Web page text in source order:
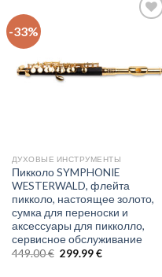
-33%
Wunschliste
ДУХОВЫЕ ИНСТРУМЕНТЫ
Пикколо SYMPHONIE
WESTERWALD, флейта
пикколо, настоящее золото,
сумка для переноски и
аксессуары для пикколло,
сервисное обслуживание
449.00€ Original
299.99€Current